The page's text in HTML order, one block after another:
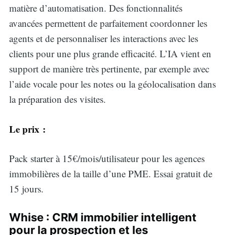
matière d’automatisation. Des fonctionnalités
avancées permettent de parfaitement coordonner les
agents et de personnaliser les interactions avec les
clients pour une plus grande efficacité. L’IA vient en
support de manière très pertinente, par exemple avec
l’aide vocale pour les notes ou la géolocalisation dans
la préparation des visites.
Le prix :
Pack starter à 15€/mois/utilisateur pour les agences
immobilières de la taille d’une PME. Essai gratuit de
15 jours.
Whise : CRM immobilier intelligent
pour la prospection et les